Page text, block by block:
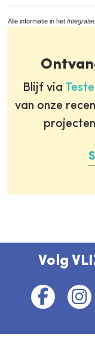
Alle informatie in het
Blijf via
van onze
Volg